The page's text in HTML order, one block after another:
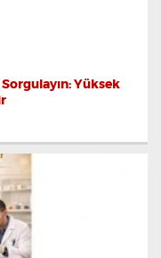
Yüksek